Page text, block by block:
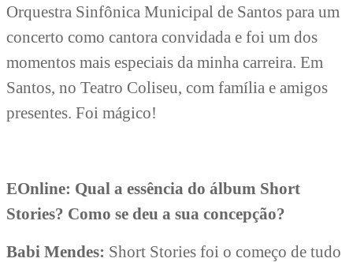
Orquestra Sinfônica Municipal de Santos para um
concerto como cantora convidada e foi um dos
momentos mais especiais da minha carreira. Em
Santos, no Teatro Coliseu, com família e amigos
presentes. Foi mágico!
EOnline: Qual a essência do álbum Short
Stories? Como se deu a sua concepção?
Babi Mendes: Short Stories foi o começo de tudo